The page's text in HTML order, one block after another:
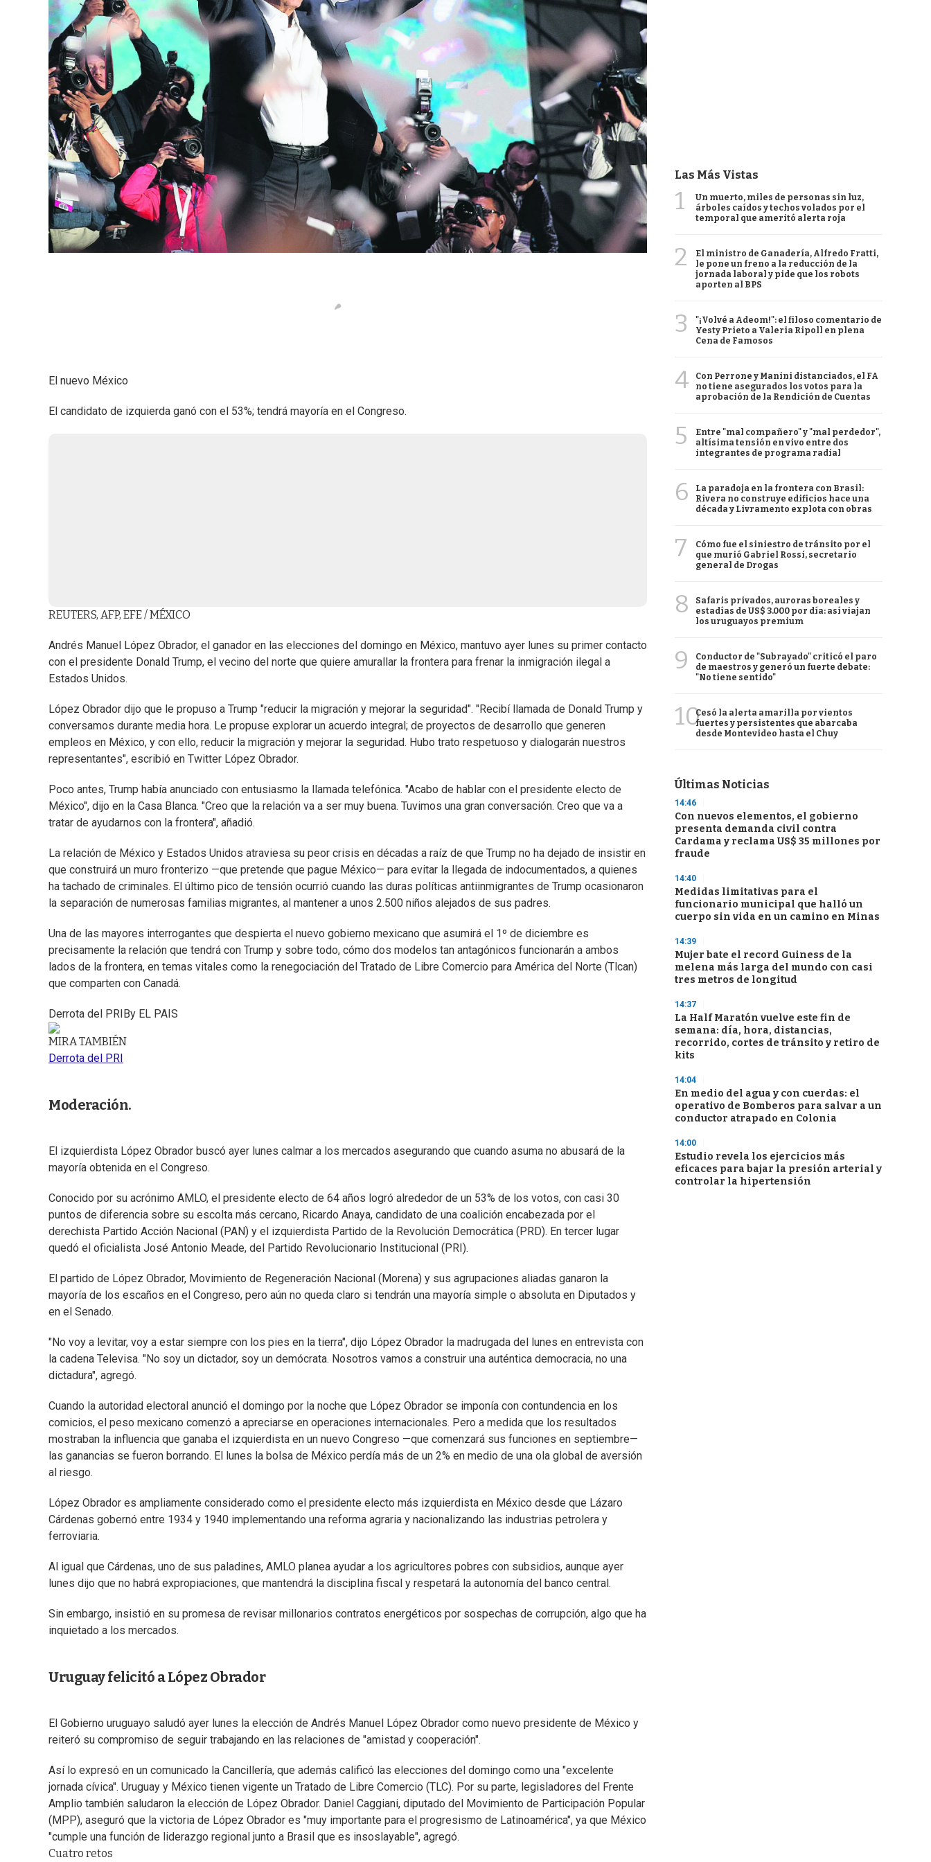
El nuevo México
El candidato de izquierda ganó con el 53%; tendrá mayoría en el Congreso.
REUTERS, AFP, EFE / MÉXICO
Andrés Manuel López Obrador, el ganador en las elecciones del domingo en México, mantuvo ayer lunes su primer contacto
con el presidente Donald Trump, el vecino del norte que quiere amurallar la frontera para frenar la inmigración ilegal a
Estados Unidos.
López Obrador dijo que le propuso a Trump "reducir la migración y mejorar la seguridad". "Recibí llamada de Donald Trump y
conversamos durante media hora. Le propuse explorar un acuerdo integral; de proyectos de desarrollo que generen
empleos en México, y con ello, reducir la migración y mejorar la seguridad. Hubo trato respetuoso y dialogarán nuestros
representantes", escribió en Twitter López Obrador.
Poco antes, Trump había anunciado con entusiasmo la llamada telefónica. "Acabo de hablar con el presidente electo de
México", dijo en la Casa Blanca. "Creo que la relación va a ser muy buena. Tuvimos una gran conversación. Creo que va a
tratar de ayudarnos con la frontera", añadió.
La relación de México y Estados Unidos atraviesa su peor crisis en décadas a raíz de que Trump no ha dejado de insistir en
que construirá un muro fronterizo —que pretende que pague México— para evitar la llegada de indocumentados, a quienes
ha tachado de criminales. El último pico de tensión ocurrió cuando las duras políticas antiinmigrantes de Trump ocasionaron
la separación de numerosas familias migrantes, al mantener a unos 2.500 niños alejados de sus padres.
Una de las mayores interrogantes que despierta el nuevo gobierno mexicano que asumirá el 1º de diciembre es
precisamente la relación que tendrá con Trump y sobre todo, cómo dos modelos tan antagónicos funcionarán a ambos
lados de la frontera, en temas vitales como la renegociación del Tratado de Libre Comercio para América del Norte (Tlcan)
que comparten con Canadá.
Derrota del PRI By EL PAIS
MIRA TAMBIÉN
Derrota del PRI
Moderación.
El izquierdista López Obrador buscó ayer lunes calmar a los mercados asegurando que cuando asuma no abusará de la
mayoría obtenida en el Congreso.
Conocido por su acrónimo AMLO, el presidente electo de 64 años logró alrededor de un 53% de los votos, con casi 30
puntos de diferencia sobre su escolta más cercano, Ricardo Anaya, candidato de una coalición encabezada por el
derechista Partido Acción Nacional (PAN) y el izquierdista Partido de la Revolución Democrática (PRD). En tercer lugar
quedó el oficialista José Antonio Meade, del Partido Revolucionario Institucional (PRI).
El partido de López Obrador, Movimiento de Regeneración Nacional (Morena) y sus agrupaciones aliadas ganaron la
mayoría de los escaños en el Congreso, pero aún no queda claro si tendrán una mayoría simple o absoluta en Diputados y
en el Senado.
"No voy a levitar, voy a estar siempre con los pies en la tierra", dijo López Obrador la madrugada del lunes en entrevista con
la cadena Televisa. "No soy un dictador, soy un demócrata. Nosotros vamos a construir una auténtica democracia, no una
dictadura", agregó.
Cuando la autoridad electoral anunció el domingo por la noche que López Obrador se imponía con contundencia en los
comicios, el peso mexicano comenzó a apreciarse en operaciones internacionales. Pero a medida que los resultados
mostraban la influencia que ganaba el izquierdista en un nuevo Congreso —que comenzará sus funciones en septiembre—
las ganancias se fueron borrando. El lunes la bolsa de México perdía más de un 2% en medio de una ola global de aversión
al riesgo.
López Obrador es ampliamente considerado como el presidente electo más izquierdista en México desde que Lázaro
Cárdenas gobernó entre 1934 y 1940 implementando una reforma agraria y nacionalizando las industrias petrolera y
ferroviaria.
Al igual que Cárdenas, uno de sus paladines, AMLO planea ayudar a los agricultores pobres con subsidios, aunque ayer
lunes dijo que no habrá expropiaciones, que mantendrá la disciplina fiscal y respetará la autonomía del banco central.
Sin embargo, insistió en su promesa de revisar millonarios contratos energéticos por sospechas de corrupción, algo que ha
inquietado a los mercados.
Uruguay felicitó a López Obrador
El Gobierno uruguayo saludó ayer lunes la elección de Andrés Manuel López Obrador como nuevo presidente de México y
reiteró su compromiso de seguir trabajando en las relaciones de "amistad y cooperación".
Así lo expresó en un comunicado la Cancillería, que además calificó las elecciones del domingo como una "excelente
jornada cívica". Uruguay y México tienen vigente un Tratado de Libre Comercio (TLC). Por su parte, legisladores del Frente
Amplio también saludaron la elección de López Obrador. Daniel Caggiani, diputado del Movimiento de Participación Popular
(MPP), aseguró que la victoria de López Obrador es "muy importante para el progresismo de Latinoamérica", ya que México
"cumple una función de liderazgo regional junto a Brasil que es insoslayable", agregó.
Cuatro retos
Las Más Vistas
1
Un muerto, miles de personas sin luz,
árboles caídos y techos volados por el
temporal que ameritó alerta roja
2
El ministro de Ganadería, Alfredo Fratti,
le pone un freno a la reducción de la
jornada laboral y pide que los robots
aporten al BPS
3
"¡Volvé a Adeom!": el filoso comentario de
Yesty Prieto a Valeria Ripoll en plena
Cena de Famosos
4
Con Perrone y Manini distanciados, el FA
no tiene asegurados los votos para la
aprobación de la Rendición de Cuentas
5
Entre "mal compañero" y "mal perdedor",
altísima tensión en vivo entre dos
integrantes de programa radial
6
La paradoja en la frontera con Brasil:
Rivera no construye edificios hace una
década y Livramento explota con obras
7
Cómo fue el siniestro de tránsito por el
que murió Gabriel Rossi, secretario
general de Drogas
8
Safaris privados, auroras boreales y
estadías de US$ 3.000 por día: así viajan
los uruguayos premium
9
Conductor de "Subrayado" criticó el paro
de maestros y generó un fuerte debate:
"No tiene sentido"
10Cesó la alerta amarilla por vientos
fuertes y persistentes que abarcaba
desde Montevideo hasta el Chuy
Últimas Noticias
14:46
Con nuevos elementos, el gobierno
presenta demanda civil contra
Cardama y reclama US$ 35 millones por
fraude
14:40
Medidas limitativas para el
funcionario municipal que halló un
cuerpo sin vida en un camino en Minas
14:39
Mujer bate el record Guiness de la
melena más larga del mundo con casi
tres metros de longitud
14:37
La Half Maratón vuelve este fin de
semana: día, hora, distancias,
recorrido, cortes de tránsito y retiro de
kits
14:04
En medio del agua y con cuerdas: el
operativo de Bomberos para salvar a un
conductor atrapado en Colonia
14:00
Estudio revela los ejercicios más
eficaces para bajar la presión arterial y
controlar la hipertensión